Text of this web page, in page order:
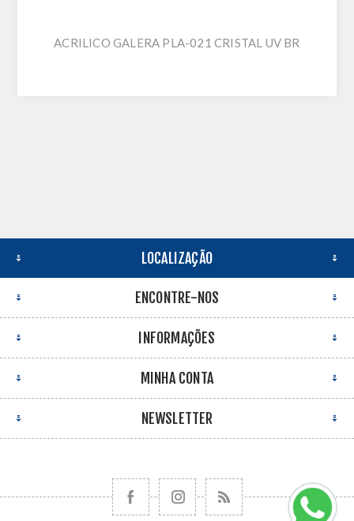
ACRILICO GALERA PLA-021 CRISTAL UV BR
LOCALIZAÇÃO
ENCONTRE-NOS
INFORMAÇÕES
MINHA CONTA
NEWSLETTER